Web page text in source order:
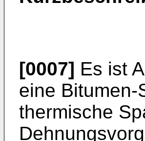
[0007] Es ist
eine
thermische